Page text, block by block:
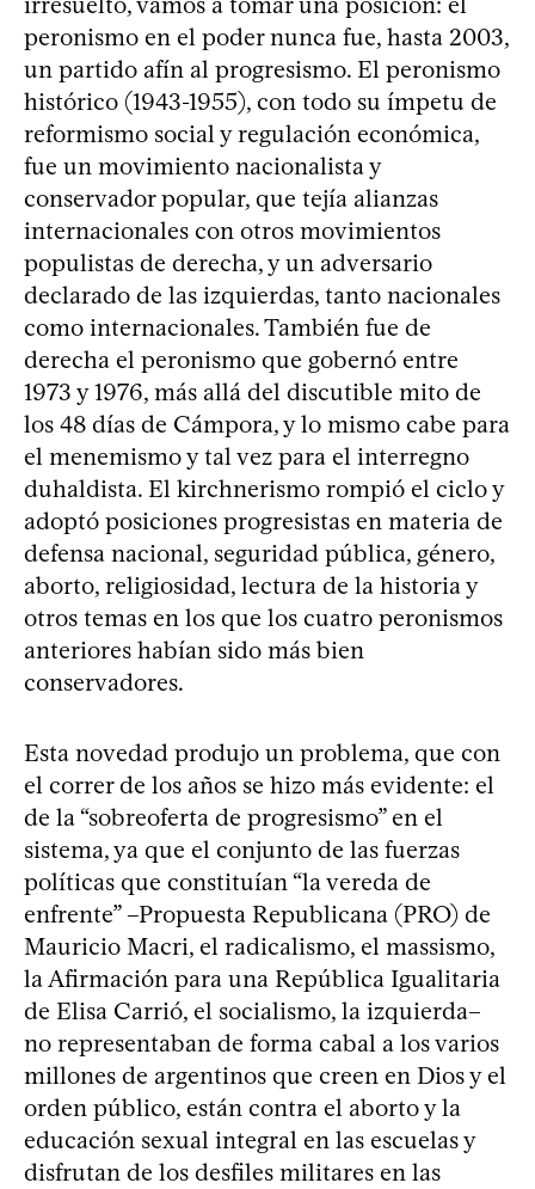
peronismo en el poder nunca fue, hasta 2003,
un partido afín al progresismo. El peronismo
histórico (1943-1955), con todo su ímpetu de
reformismo social y regulación económica,
fue un movimiento nacionalista y
conservador popular, que tejía alianzas
internacionales con otros movimientos
populistas de derecha, y un adversario
declarado de las izquierdas, tanto nacionales
como internacionales. También fue de
derecha el peronismo que gobernó entre
1973 y 1976, más allá del discutible mito de
los 48 días de Cámpora, y lo mismo cabe para
el menemismo y tal vez para el interregno
duhaldista. El kirchnerismo rompió el ciclo y
adoptó posiciones progresistas en materia de
defensa nacional, seguridad pública, género,
aborto, religiosidad, lectura de la historia y
otros temas en los que los cuatro peronismos
anteriores habían sido más bien
conservadores.
Esta novedad produjo un problema, que con
el correr de los años se hizo más evidente: el
de la “sobreoferta de progresismo” en el
sistema, ya que el conjunto de las fuerzas
políticas que constituían “la vereda de
enfrente” –Propuesta Republicana (PRO) de
Mauricio Macri, el radicalismo, el massismo,
la Afirmación para una República Igualitaria
de Elisa Carrió, el socialismo, la izquierda–
no representaban de forma cabal a los varios
millones de argentinos que creen en Dios y el
orden público, están contra el aborto y la
educación sexual integral en las escuelas y
disfrutan de los desfiles militares en las